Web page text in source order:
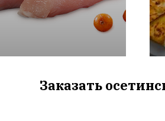
Заказать